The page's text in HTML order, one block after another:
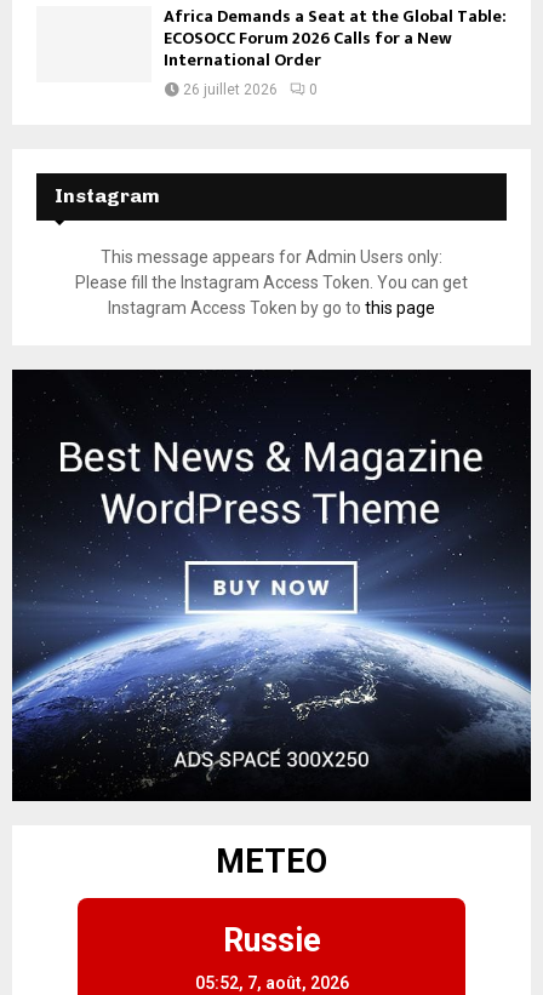
Africa Demands a Seat at the Global Table:
ECOSOCC Forum 2026 Calls for a New
International Order
26 juillet 2026 0
Instagram
This message appears for Admin Users only:
Please fill the Instagram Access Token. You can get
Instagram Access Token by go to this page
METEO
Russie
05:52, 7, août, 2026